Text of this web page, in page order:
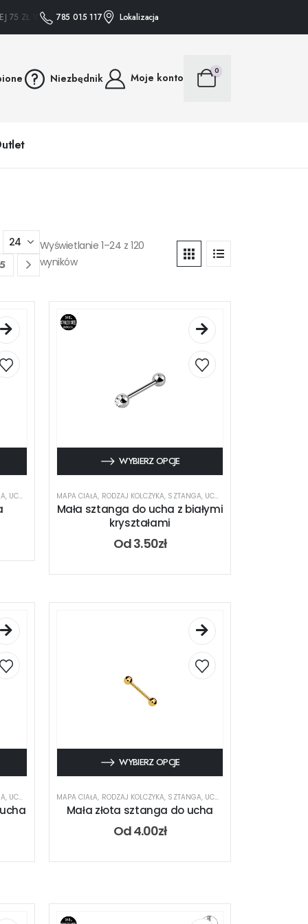
WYSYŁAMY GRATIS • • • ZAKUPY POWYŻEJ 75 ZŁ WYSYŁAMY
785 015 117 Lokalizacja
Niezbędnik Moje konto
0
5
Wyświetlanie 1–24 z 120
wyników
, UCHO
WYBIERZ OPCJE
MAPA CIAŁA, RODZAJ KOLCZYKA, SZTANGA, UCHO
Mała sztanga do ucha z białymi
kryształami
Od3.50zł
, UCHO
WYBIERZ OPCJE
MAPA CIAŁA, RODZAJ KOLCZYKA, SZTANGA, UCHO
Mała złota sztanga do ucha
Od4.00zł